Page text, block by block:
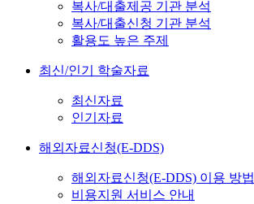
복사/대출제공 기관 분석
복사/대출신청 기관 분석
활용도 높은 주제
최신/인기 학술자료
최신자료
인기자료
해외자료신청(E-DDS)
해외자료신청(E-DDS) 이용 방법
비용지원 서비스 안내